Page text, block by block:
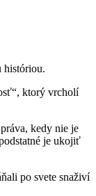
históriou.
ktorý vrcholí
kedy nie je
je ukojiť
po svete snaživí